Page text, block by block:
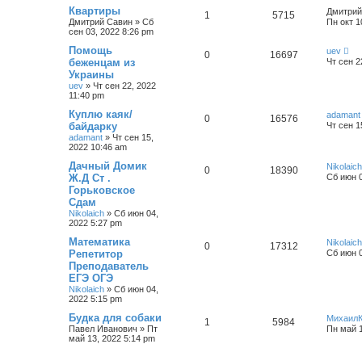
Квартиры
Дмитрий Савин » Сб
сен 03, 2022 8:26 pm
1 5715
Пн окт
Помощь
беженцам из
Украины
uev » Чт сен 22, 2022
11:40 pm
0 16697
uev
Чт сен
Куплю каяк/
байдарку
adamant » Чт сен 15,
2022 10:46 am
0 16576
adamant
Чт сен
Дачный Домик
Ж.Д Ст .
Горьковское
Сдам
Nikolaich » Сб июн 04,
2022 5:27 pm
0 18390
Nikolaich
Сб июн
Математика
Репетитор
Преподаватель
ЕГЭ ОГЭ
Nikolaich » Сб июн 04,
2022 5:15 pm
0 17312
Nikolaich
Сб июн
Будка для собаки
Павел Иванович » Пт
май 13, 2022 5:14 pm
1 5984
МихаилК
Пн май